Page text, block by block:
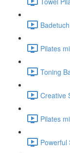
Pilates
Toning
Creative
Pilates
Powerful